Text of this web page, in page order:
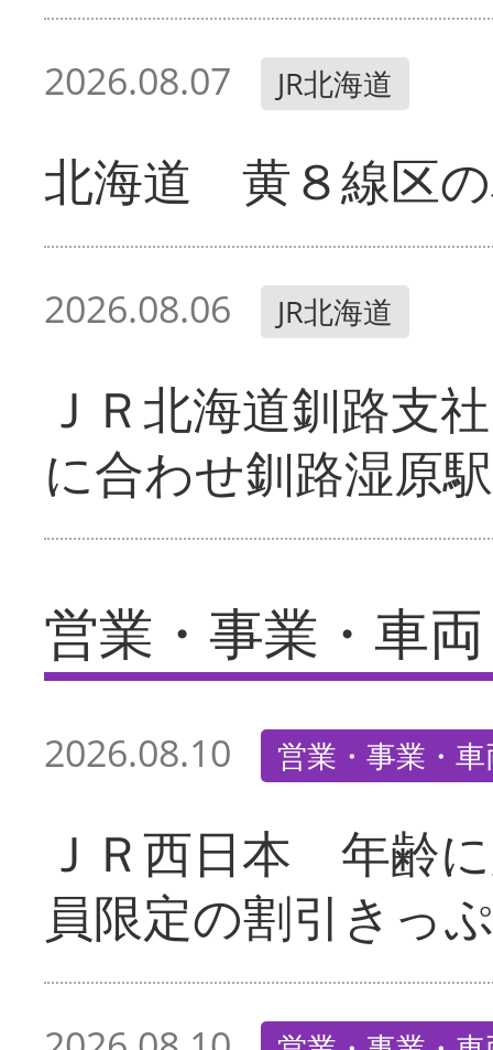
2026.08.07 JR北海道
北海道 黄８線区
2026.08.06 JR北海道
ＪＲ北海道釧路支
に合わせ釧路湿原
営業・事業・車両
2026.08.10 営業・事業・
ＪＲ西日本 年齢
員限定の割引きっ